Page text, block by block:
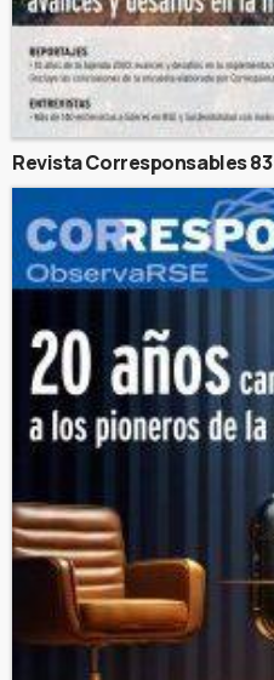
Revista Corresponsables 83